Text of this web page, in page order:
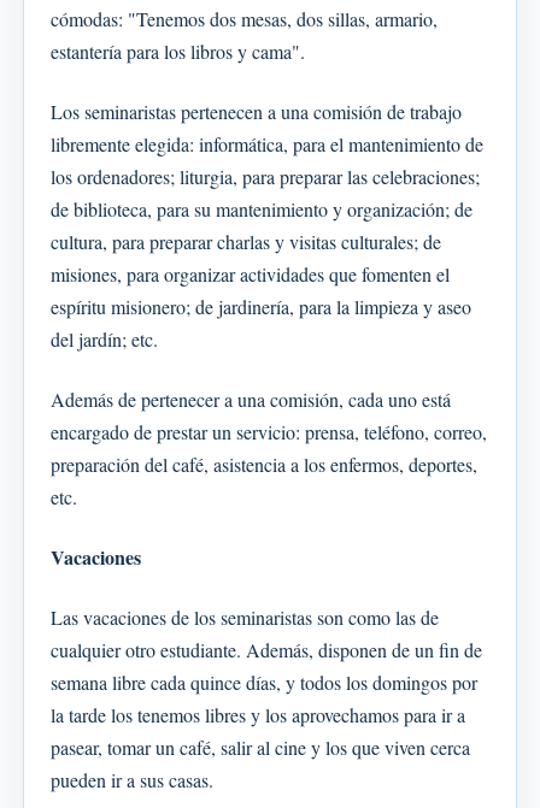
cómodas: "Tenemos dos mesas, dos sillas, armario,
estantería para los libros y cama".
Los seminaristas pertenecen a una comisión de trabajo
libremente elegida: informática, para el mantenimiento de
los ordenadores; liturgia, para preparar las celebraciones;
de biblioteca, para su mantenimiento y organización; de
cultura, para preparar charlas y visitas culturales; de
misiones, para organizar actividades que fomenten el
espíritu misionero; de jardinería, para la limpieza y aseo
del jardín; etc.
Además de pertenecer a una comisión, cada uno está
encargado de prestar un servicio: prensa, teléfono, correo,
preparación del café, asistencia a los enfermos, deportes,
etc.
Vacaciones
Las vacaciones de los seminaristas son como las de
cualquier otro estudiante. Además, disponen de un fin de
semana libre cada quince días, y todos los domingos por
la tarde los tenemos libres y los aprovechamos para ir a
pasear, tomar un café, salir al cine y los que viven cerca
pueden ir a sus casas.